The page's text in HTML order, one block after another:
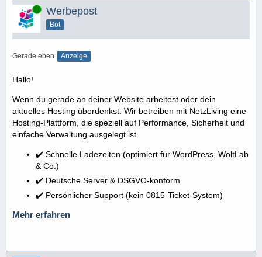
Online Werbepost
Bot
Gerade eben Anzeige
Hallo!
Wenn du gerade an deiner Website arbeitest oder dein
aktuelles Hosting überdenkst: Wir betreiben mit NetzLiving eine
Hosting-Plattform, die speziell auf Performance, Sicherheit und
einfache Verwaltung ausgelegt ist.
✔️ Schnelle Ladezeiten (optimiert für WordPress, WoltLab
& Co.)
✔️ Deutsche Server & DSGVO-konform
✔️ Persönlicher Support (kein 0815-Ticket-System)
Mehr erfahren